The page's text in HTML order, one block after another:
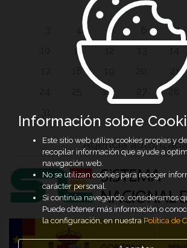
5 7
11
21
26 28
Agencia autorizada
Información sobre
Este sitio web utiliza cookies propias y
recopilar información que ayude a
navegación web.
No se utilizan cookies para recoger
carácter personal.
Si continúa navegando, consideramos
Puede obtener más información o
la configuración, en nuestraPolítica de